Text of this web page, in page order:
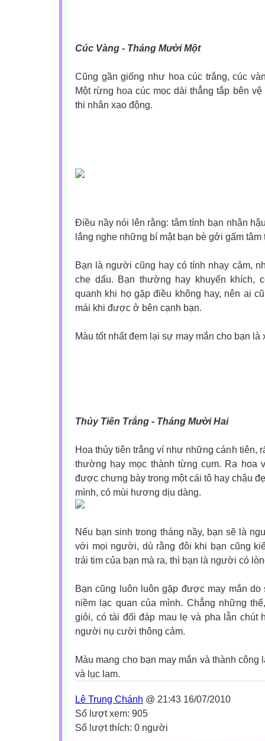
Cúc Vàng - Tháng Mười Một
Cũng gần giống như hoa cúc trắng, cúc
Một rừng hoa cúc mọc dài thẳng tắp bên
thi nhân xao động.
Điều nầy nói lên rằng: tâm tính bạn nhân
lắng nghe những bí mật bạn bè gởi gấm tâm
Bạn là người cũng hay có tính nhạy cảm,
che dấu. Bạn thường hay khuyến khích,
quanh khi họ gặp điều không hay, nên ai
mái khi được ở bên cạnh bạn.
Màu tốt nhất đem lại sự may mắn cho bạn
Thủy Tiên Trắng - Tháng Mười Hai
Hoa thủy tiên trắng ví như những cánh tiên,
thường hay mọc thành từng cụm. Ra hoa
được chưng bày trong một cái tô hay chậu
mình, có mùi hương dịu dàng.
Nếu bạn sinh trong tháng nầy, bạn sẽ là
với mọi người, dù rằng đôi khi bạn cũng
trái tim của bạn mà ra, thì bạn là người có
Bạn cũng luôn luôn gặp được may mắn
niềm lạc quan của mình. Chẳng những
giỏi, có tài đối đáp mau lẹ và pha lẫn chút
người nụ cười thông cảm.
Màu mang cho bạn may mắn và thành
và lục lam.
Lê Trung Chánh @ 21:43 16/07/2010
Số lượt xem: 905
Số lượt thích: 0 người